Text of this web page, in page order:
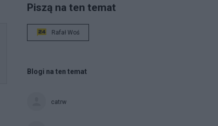
Piszą na ten temat
Rafał Woś
Blogi na ten temat
catrw